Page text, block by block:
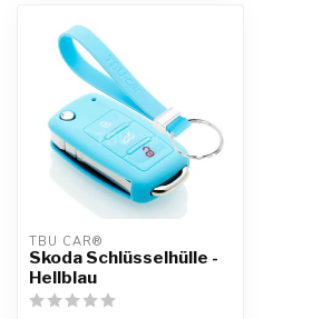
TBU CAR®
Skoda Schlüsselhülle -
Hellblau